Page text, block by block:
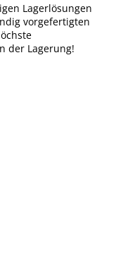
Lagerlösungen
vorgefertigten
der Lagerung!